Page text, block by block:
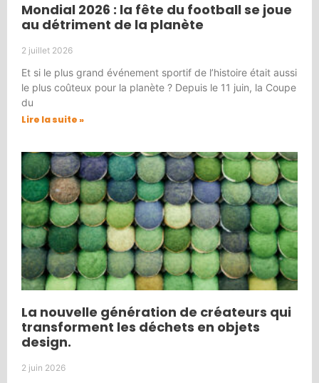
Mondial 2026 : la fête du football se joue
au détriment de la planète
2 juillet 2026
Et si le plus grand événement sportif de l’histoire était aussi
le plus coûteux pour la planète ? Depuis le 11 juin, la Coupe
du
Lire la suite »
La nouvelle génération de créateurs qui
transforment les déchets en objets
design.
2 juin 2026